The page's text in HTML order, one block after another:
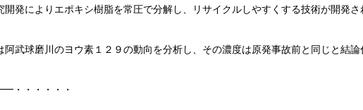
開発によりエポキシ樹脂を常圧で分解し、リサイクルしやすくする技術が開発さ
阿武球磨川のヨウ素１２９の動向を分析し、その濃度は原発事故前と同じと結論
・・・・・・